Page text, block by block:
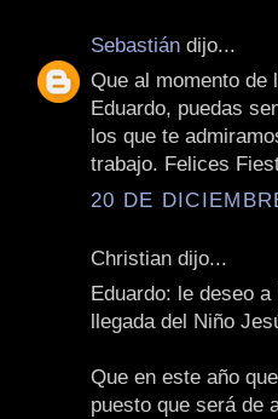
Sebastián dijo...
Que al momento de
Eduardo, puedas
los que te
trabajo. Felices
20 DE
Christian dijo...
Eduardo: le deseo
llegada del Niño
Que en este año
puesto que será de